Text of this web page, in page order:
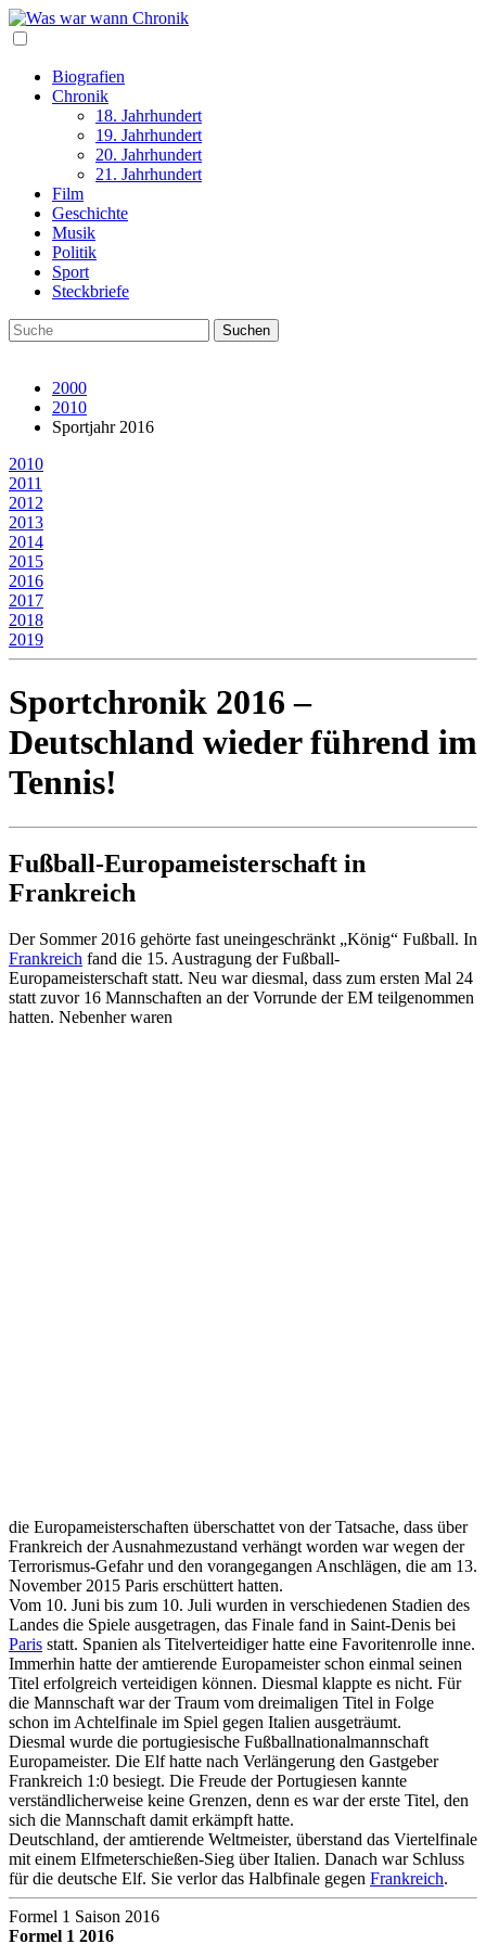
Biografien
Chronik
18. Jahrhundert
19. Jahrhundert
20. Jahrhundert
21. Jahrhundert
Film
Geschichte
Musik
Politik
Sport
Steckbriefe
2000
2010
Sportjahr 2016
2010
2011
2012
2013
2014
2015
2016
2017
2018
2019
Sportchronik 2016 –
Deutschland wieder führend im
Tennis!
Fußball-Europameisterschaft in
Frankreich
Der Sommer 2016 gehörte fast uneingeschränkt „König“ Fußball. In
Frankreich fand die 15. Austragung der Fußball-
Europameisterschaft statt. Neu war diesmal, dass zum ersten Mal 24
statt zuvor 16 Mannschaften an der Vorrunde der EM teilgenommen
hatten. Nebenher waren
die Europameisterschaften überschattet von der Tatsache, dass über
Frankreich der Ausnahmezustand verhängt worden war wegen der
Terrorismus-Gefahr und den vorangegangen Anschlägen, die am 13.
November 2015 Paris erschüttert hatten.
Vom 10. Juni bis zum 10. Juli wurden in verschiedenen Stadien des
Landes die Spiele ausgetragen, das Finale fand in Saint-Denis bei
Paris statt. Spanien als Titelverteidiger hatte eine Favoritenrolle inne.
Immerhin hatte der amtierende Europameister schon einmal seinen
Titel erfolgreich verteidigen können. Diesmal klappte es nicht. Für
die Mannschaft war der Traum vom dreimaligen Titel in Folge
schon im Achtelfinale im Spiel gegen Italien ausgeträumt.
Diesmal wurde die portugiesische Fußballnationalmannschaft
Europameister. Die Elf hatte nach Verlängerung den Gastgeber
Frankreich 1:0 besiegt. Die Freude der Portugiesen kannte
verständlicherweise keine Grenzen, denn es war der erste Titel, den
sich die Mannschaft damit erkämpft hatte.
Deutschland, der amtierende Weltmeister, überstand das Viertelfinale
mit einem Elfmeterschießen-Sieg über Italien. Danach war Schluss
für die deutsche Elf. Sie verlor das Halbfinale gegen Frankreich.
Formel 1 Saison 2016
Formel 1 2016